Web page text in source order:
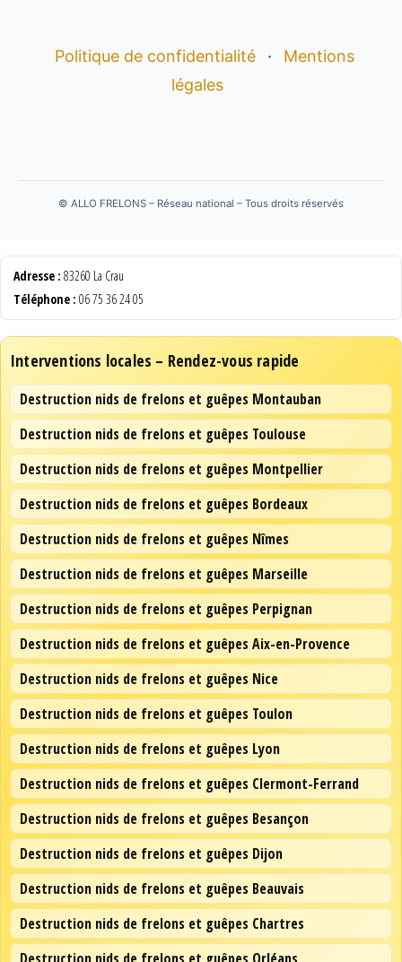
Politique de confidentialité ·
Mentions
légales
© ALLO FRELONS – Réseau national – Tous droits réservés
Adresse : 83260 La Crau
Téléphone : 06 75 36 24 05
Interventions locales – Rendez-vous rapide
Destruction nids de frelons et guêpes Montauban
Destruction nids de frelons et guêpes Toulouse
Destruction nids de frelons et guêpes Montpellier
Destruction nids de frelons et guêpes Bordeaux
Destruction nids de frelons et guêpes Nîmes
Destruction nids de frelons et guêpes Marseille
Destruction nids de frelons et guêpes Perpignan
Destruction nids de frelons et guêpes Aix-en-Provence
Destruction nids de frelons et guêpes Nice
Destruction nids de frelons et guêpes Toulon
Destruction nids de frelons et guêpes Lyon
Destruction nids de frelons et guêpes Clermont-Ferrand
Destruction nids de frelons et guêpes Besançon
Destruction nids de frelons et guêpes Dijon
Destruction nids de frelons et guêpes Beauvais
Destruction nids de frelons et guêpes Chartres